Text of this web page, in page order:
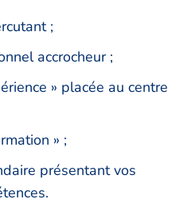
;
accrocheur ;
» placée au centre
» ;
présentant vos